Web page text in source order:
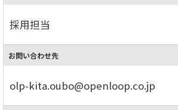
採用担当
お問い合わせ先
olp-kita.oubo@openloop.co.jp